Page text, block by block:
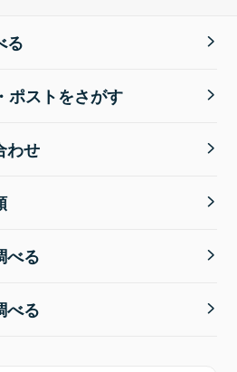
る
ポストをさがす
わせ
べる
べる